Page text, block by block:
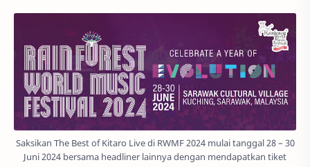
Saksikan The Best of Kitaro Live di RWMF 2024 mulai tanggal 28 – 30
Juni 2024 bersama headliner lainnya dengan mendapatkan tiket